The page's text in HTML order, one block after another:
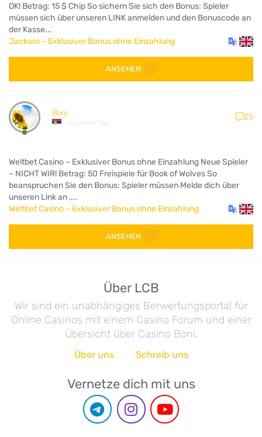
OK! Betrag: 15 $ Chip So sichern Sie sich den Bonus: Spieler
müssen sich über unseren LINK anmelden und den Bonuscode an
der Kasse...
Jackoro – Exklusiver Bonus ohne Einzahlung
ANSEHEN
Bixy
vor einem Tag
25
Weltbet Casino – Exklusiver Bonus ohne Einzahlung Neue Spieler
– NICHT WIR! Betrag: 50 Freispiele für Book of Wolves So
beanspruchen Sie den Bonus: Spieler müssen Melde dich über
unseren Link an ,...
Weltbet Casino – Exklusiver Bonus ohne Einzahlung
ANSEHEN
Über LCB
Wir sind ein unabhängiges Berwertungsportal für
Online Casinos mit einem Casino Forum und einer
Übersicht über Casino Boni.
Über uns Schreib uns
Vernetze dich mit uns